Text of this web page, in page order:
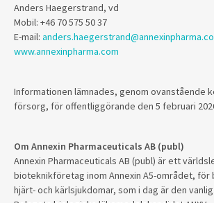
Anders Haegerstrand, vd
Mobil: +46 70 575 50 37
E-mail:
www.annexinpharma.com
Informationen lämnades, genom ovanstående
försorg, för offentliggörande den 5 februari 2020
Om Annexin Pharmaceuticals AB (publ)
Annexin Pharmaceuticals AB (publ) är ett
bioteknikföretag inom Annexin A5-området, för
hjärt- och kärlsjukdomar, som i dag är den